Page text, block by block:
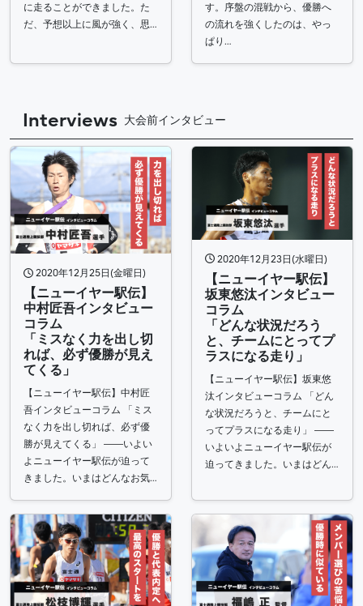
に走ることができました。た
だ、予想以上に風が強く、思…
す。序盤の混戦から、優勝へ
の流れを強くしたのは、やっ
ぱり…
Interviews 大会前インタビュー
2020年12月25日(金曜日)
【ニューイヤー駅伝】
中村匠吾インタビュー
コラム
「ミスなく力を出し切
れば、必ず優勝が見え
てくる」
【ニューイヤー駅伝】中村匠
吾インタビューコラム 「ミス
なく力を出し切れば、必ず優
勝が見えてくる」 ――いよい
よニューイヤー駅伝が迫って
きました。いまはどんなお気…
2020年12月23日(水曜日)
【ニューイヤー駅伝】
坂東悠汰インタビュー
コラム
「どんな状況だろう
と、チームにとってプ
ラスになる走り」
【ニューイヤー駅伝】坂東悠
汰インタビューコラム 「どん
な状況だろうと、チームにと
ってプラスになる走り」 ――
いよいよニューイヤー駅伝が
迫ってきました。いまはどん…